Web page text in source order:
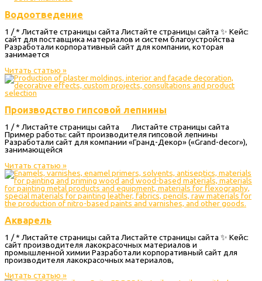
Водоотведение
1 / * Листайте страницы сайта Листайте страницы сайта ✨ Кейс:
сайт для поставщика материалов и систем благоустройства
Разработали корпоративный сайт для компании, которая
занимается
Читать статью »
Производство гипсовой лепнины
1 / * Листайте страницы сайта Листайте страницы сайта
Пример работы: сайт производителя гипсовой лепнины
Разработали сайт для компании «Гранд-Декор» («Grand-decor»),
занимающейся
Читать статью »
Акварель
1 / * Листайте страницы сайта Листайте страницы сайта ✨ Кейс:
сайт производителя лакокрасочных материалов и
промышленной химии Разработали корпоративный сайт для
производителя лакокрасочных материалов,
Читать статью »